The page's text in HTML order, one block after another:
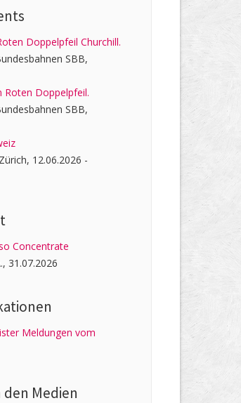
Doppelpfeil Churchill.
SBB,
Roten Doppelpfeil.
SBB,
12.06.2026 -
Concentrate
31.07.2026
Meldungen vom
den Medien